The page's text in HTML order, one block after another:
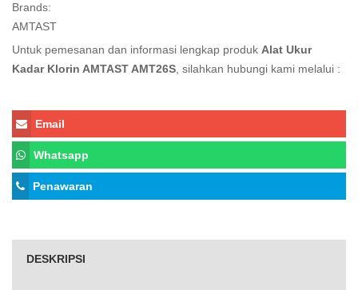
Brands:
AMTAST
Untuk pemesanan dan informasi lengkap produk Alat Ukur
Kadar Klorin AMTAST AMT26S , silahkan hubungi kami melalui :
Email
Whatsapp
Penawaran
DESKRIPSI